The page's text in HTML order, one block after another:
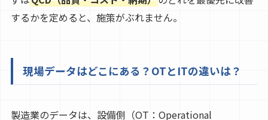
するかを定めると、施策がぶれません。
現場データはどこにある？OTとITの違いは？
製造業のデータは、設備側（OT：Operational